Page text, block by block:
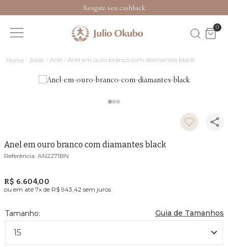
Resgate seu cashback
0
Joias Anel Anel em ouro branco com diamantes black
Anel em ouro branco com diamantes black
AN2271BN
R$ 6.604,00
ou em até 7x de R$ 943,42 sem juros
Guia de Tamanhos
15